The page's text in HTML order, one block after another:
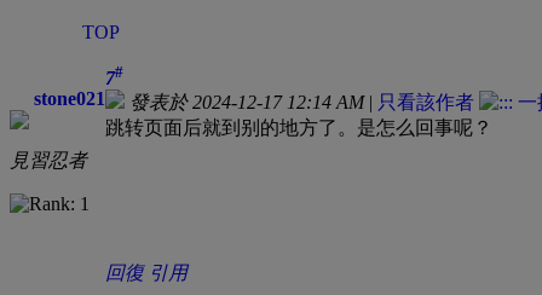
TOP
stone021
見習忍者
7#
發表於 2024-12-17 12:14 AM| 只看該作者
跳转页面后就到别的地方了。是怎么回事呢？
回復 引用